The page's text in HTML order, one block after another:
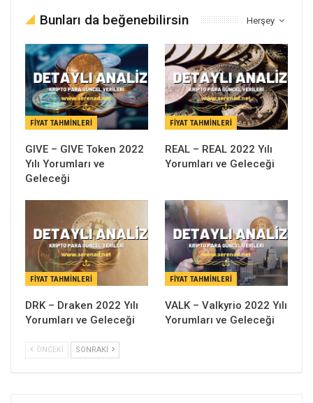
Herşey
Bunları da beğenebilirsin
FIYAT TAHMINLERI
GIVE – GIVE Token 2022
Yılı Yorumları ve
Geleceği
FIYAT TAHMINLERI
REAL – REAL 2022 Yılı
Yorumları ve Geleceği
FIYAT TAHMINLERI
DRK – Draken 2022 Yılı
Yorumları ve Geleceği
FIYAT TAHMINLERI
VALK – Valkyrio 2022 Yılı
Yorumları ve Geleceği
ÖNCEKI SONRAKI